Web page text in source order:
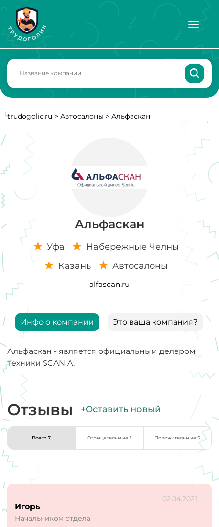
trudogolic.ru > Автосалоны > Альфаскан
Альфаскан
Уфа
Набережные Челны
Казань
Автосалоны
alfascan.ru
Инфо о компании Это ваша компания?
Альфаскан - является официальным делером
техники SCANIA.
Отзывы +Оставить новый
Всего 7 Отрицательные 1 Положительные 5
02.04.2021
Игорь
Начальником отдела